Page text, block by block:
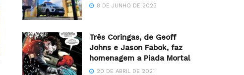
8 DE JUNHO DE 2023
Três Coringas, de Geoff
Johns e Jason Fabok, faz
homenagem a Piada Mortal
20 DE ABRIL DE 2021